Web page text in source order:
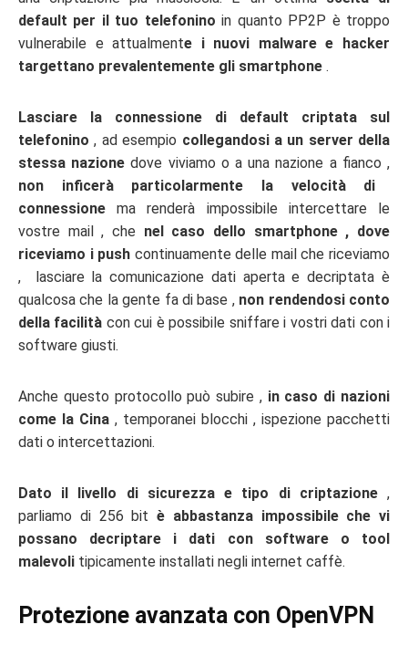
default per il tuo telefonino in quanto PP2P è troppo
vulnerabile e attualmente i nuovi malware e hacker
targettano prevalentemente gli smartphone .
Lasciare la connessione di default criptata sul
telefonino , ad esempio collegandosi a un server della
stessa nazione dove viviamo o a una nazione a fianco ,
non inficerà particolarmente la velocità di
connessione ma renderà impossibile intercettare le
vostre mail , che nel caso dello smartphone , dove
riceviamo i push continuamente delle mail che riceviamo
, lasciare la comunicazione dati aperta e decriptata è
qualcosa che la gente fa di base ,non rendendosi conto
della facilità con cui è possibile sniffare i vostri dati con i
software giusti.
Anche questo protocollo può subire ,in caso di nazioni
come la Cina , temporanei blocchi , ispezione pacchetti
dati o intercettazioni.
Dato il livello di sicurezza e tipo di criptazione,
parliamo di 256 bit è abbastanza impossibile che vi
possano decriptare i dati con software o tool
malevoli tipicamente installati negli internet caffè.
Protezione avanzata con OpenVPN